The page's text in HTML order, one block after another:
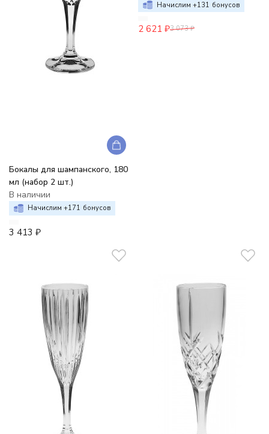
Бокалы для шампанского, 180
мл (набор 2 шт.)
В наличии
Начислим +171 бонусов
3 413 ₽
Начислим +131 бонусов
2 621 ₽3 073 ₽